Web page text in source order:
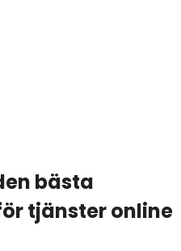
bästa
tjänster online